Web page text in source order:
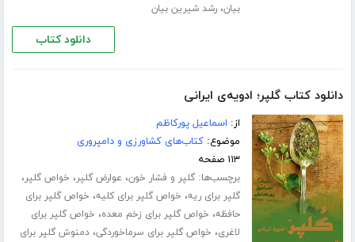
بیان،رشد شیرین بیان
دانلود کتاب
دانلود کتاب گلپر؛ ادویه‌ی ایرانی
از: اسماعیل پورکاظم
موضوع:کتاب‌های کشاورزی و دامپروری
۱۱۳ صفحه
برچسب‌ها:گلپر و فشار خون، عوارض گلپر، خواص گلپر،
گلپر برای ریه، خواص گلپر برای کلیه، خواص گلپر برای
حافظه، خواص گلپر برای زخم معده، خواص گلپر برای
لاغری، خواص گلپر برای سرماخوردگی،دمنوش گلپر برای